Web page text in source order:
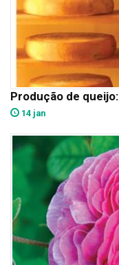
Produção de
14 jan